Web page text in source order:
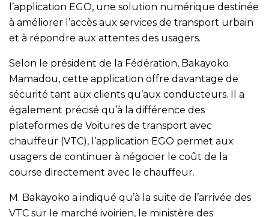
l’application EGO, une solution numérique destinée
à améliorer l’accès aux services de transport urbain
et à répondre aux attentes des usagers.
Selon le président de la Fédération, Bakayoko
Mamadou, cette application offre davantage de
sécurité tant aux clients qu’aux conducteurs. Il a
également précisé qu’à la différence des
plateformes de Voitures de transport avec
chauffeur (VTC), l’application EGO permet aux
usagers de continuer à négocier le coût de la
course directement avec le chauffeur.
M. Bakayoko a indiqué qu’à la suite de l’arrivée des
VTC sur le marché ivoirien, le ministère des